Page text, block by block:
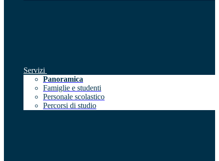
Servizi
Panoramica
Famiglie e studenti
Personale scolastico
Percorsi di studio